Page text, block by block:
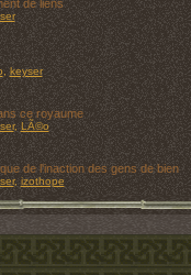
de liens
,keyser
ce royaume
,LÃ©o
de l'inaction des gens de bien
,izothope